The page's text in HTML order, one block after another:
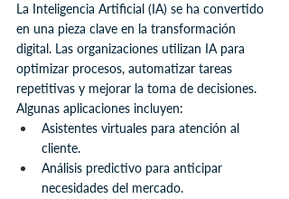
La Inteligencia Artificial (IA) se ha convertido
en una pieza clave en la transformación
digital. Las organizaciones utilizan IA para
optimizar procesos, automatizar tareas
repetitivas y mejorar la toma de decisiones.
Algunas aplicaciones incluyen:
Asistentes virtuales para atención al
cliente.
Análisis predictivo para anticipar
necesidades del mercado.